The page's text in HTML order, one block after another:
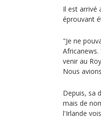
Il est arrivé
éprouvant
"Je ne
Africanews.
venir au
Nous
Depuis, sa
mais de
l'Irlande